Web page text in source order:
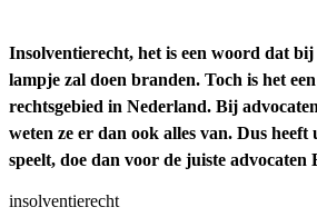
Insolventierecht, het is een woord dat bij
lampje zal doen branden. Toch is het
rechtsgebied in Nederland. Bij
weten ze er dan ook alles van. Dus
speelt, doe dan voor de juiste advocaten
insolventierecht